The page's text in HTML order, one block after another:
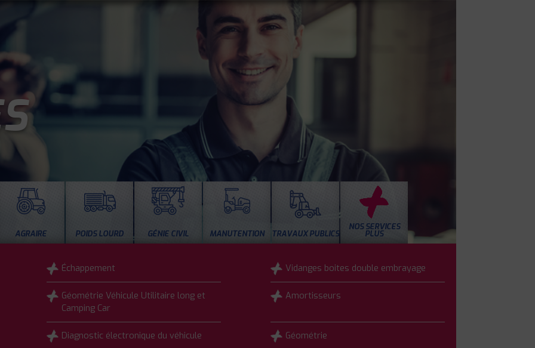
AGRAIRE POIDS LOURD GÉNIE CIVIL MANUTENTION TRAVAUX PUBLICS
NOS SERVICES
PLUS
Échappement Vidanges boites double embrayage
Géométrie Véhicule Utilitaire long et
Camping Car
Amortisseurs
Diagnostic électronique du véhicule Géométrie